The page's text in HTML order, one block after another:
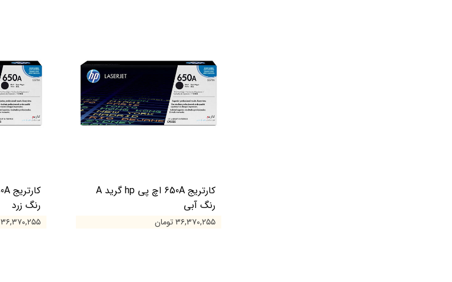
کارتریج 650A اچ پی hp گرید A
رنگ آبی
۳۶,۳۷۰,۲۵۵ تومان
رنگ زرد
۳۶,۳۷۰,۲۵۵ تومان